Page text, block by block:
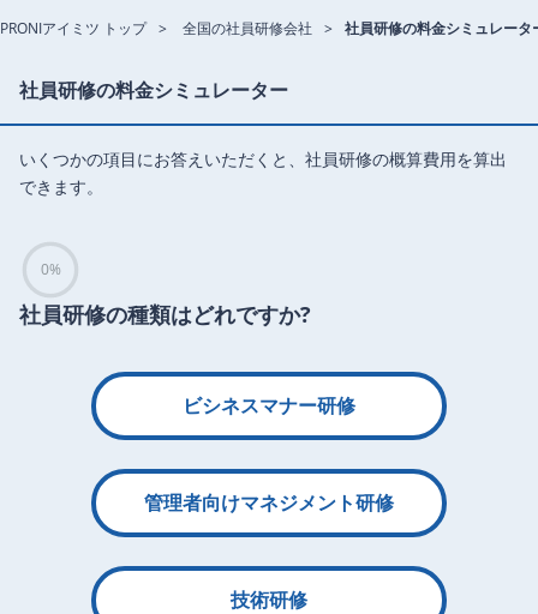
PRONIアイミツ トップ 全国の社員研修会社 社員研修の料金シミュレータ
社員研修の料金シミュレーター
いくつかの項目にお答えいただくと、社員研修の概算費用を算出
できます。
0%
社員研修の種類はどれですか?
ビシネスマナー研修
管理者向けマネジメント研修
技術研修